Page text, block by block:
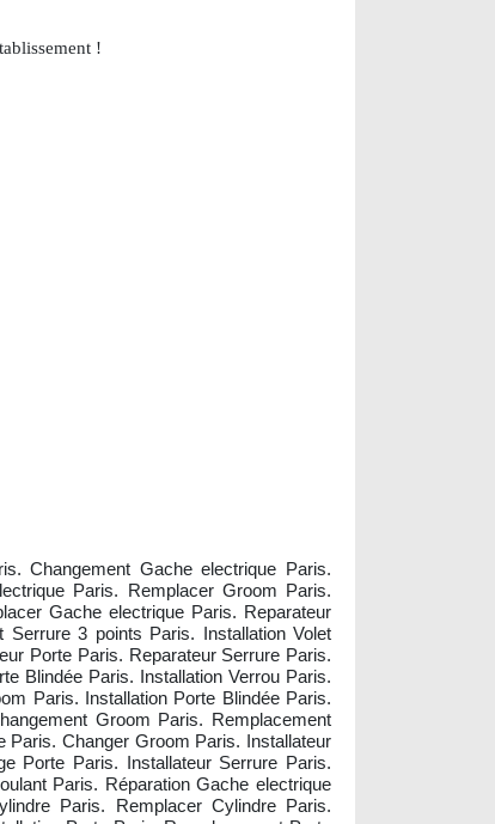
!
Changement Gache electrique Paris.
Paris. Remplacer Groom Paris.
Gache electrique Paris. Reparateur
3 points Paris. Installation Volet
Porte Paris. Reparateur Serrure Paris.
Blindée Paris. Installation Verrou Paris.
Paris. Installation Porte Blindée Paris.
Groom Paris. Remplacement
Paris. Changer Groom Paris. Installateur
Porte Paris. Installateur Serrure Paris.
Paris. Réparation Gache electrique
Paris. Remplacer Cylindre Paris.